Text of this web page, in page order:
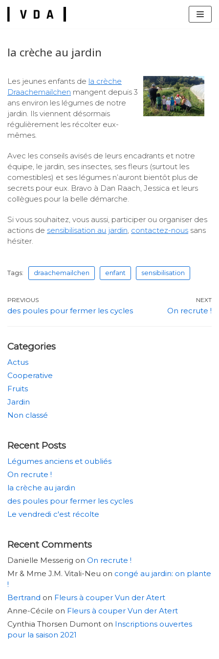
Skip
la crèche au jardin
Les jeunes enfants de la crèche
Draachemailchen mangent depuis 3
ans environ les légumes de notre
jardin. Ils viennent désormais
régulièrement les récolter eux-
mêmes.
Avec les conseils avisés de leurs encadrants et notre
équipe, le jardin, ses insectes, ses fleurs (surtout les
comestibles) et ses légumes n’auront bientôt plus de
secrets pour eux. Bravo à Dan Raach, Jessica et leurs
collègues pour la belle démarche.
Si vous souhaitez, vous aussi, participer ou organiser des
actions de sensibilisation au jardin, contactez-nous sans
hésiter.
Tags: draachemailchen enfant sensibilisation
PREVIOUS
des poules pour fermer les cycles
NEXT
On recrute !
Categories
Actus
Cooperative
Fruits
Jardin
Non classé
Recent Posts
Légumes anciens et oubliés
On recrute !
la crèche au jardin
des poules pour fermer les cycles
Le vendredi c'est récolte
Recent Comments
Danielle Messerig on On recrute !
Mr & Mme J.M. Vitali-Neu on congé au jardin: on plante
!
Bertrand on Fleurs à couper Vun der Atert
Anne-Cécile on Fleurs à couper Vun der Atert
Cynthia Thorsen Dumont on Inscriptions ouvertes
pour la saison 2021